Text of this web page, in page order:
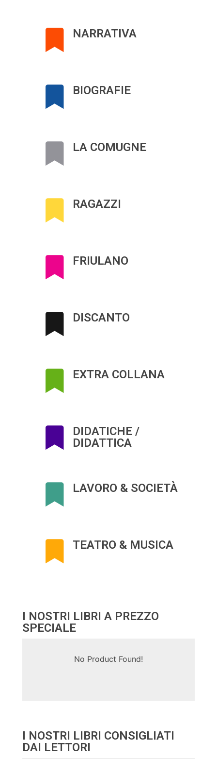
NARRATIVA
BIOGRAFIE
LA COMUGNE
RAGAZZI
FRIULANO
DISCANTO
EXTRA COLLANA
DIDATICHE /
DIDATTICA
LAVORO & SOCIETÀ
TEATRO & MUSICA
I NOSTRI LIBRI A PREZZO
SPECIALE
No Product Found!
I NOSTRI LIBRI CONSIGLIATI
DAI LETTORI